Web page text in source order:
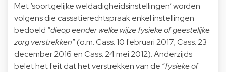
Met ‘soortgelijke weldadigheidsinstellingen’ worden
volgens die cassatierechtspraak enkel instellingen
bedoeld “dieop eender welke wijze fysieke of geestelijke
zorg verstrekken” (o.m. Cass. 10 februari 2017; Cass. 23
december 2016 en Cass. 24 mei 2012). Anderzijds
belet het feit dat het verstrekken van de “fysieke of